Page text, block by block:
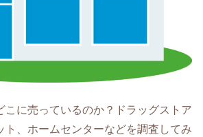
こに売っているのか？ドラッグストア
ト、ホームセンターなどを調査してみ